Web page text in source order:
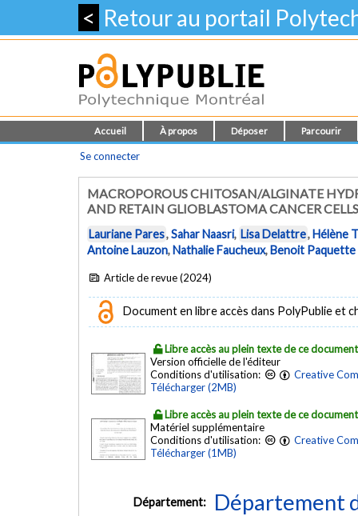
< Retour au portail
Accueil À propos Déposer Parcourir
Se connecter
MACROPOROUS CHITOSAN/ALGINATE
AND RETAIN GLIOBLASTOMA CANCER CELLS
Lauriane Pares,Sahar Naasri, Lisa Delattre,Hélène
Antoine Lauzon,Nathalie Faucheux,Benoit Paquette
Article de revue (2024)
Document en libre accès dans PolyPublie et
Libre accès au plein texte de ce document
Version officielle de l'éditeur
Conditions d'utilisation:
Creative
Télécharger (2MB)
Libre accès au plein texte de ce document
Matériel supplémentaire
Conditions d'utilisation:
Creative
Télécharger (1MB)
Département: Département